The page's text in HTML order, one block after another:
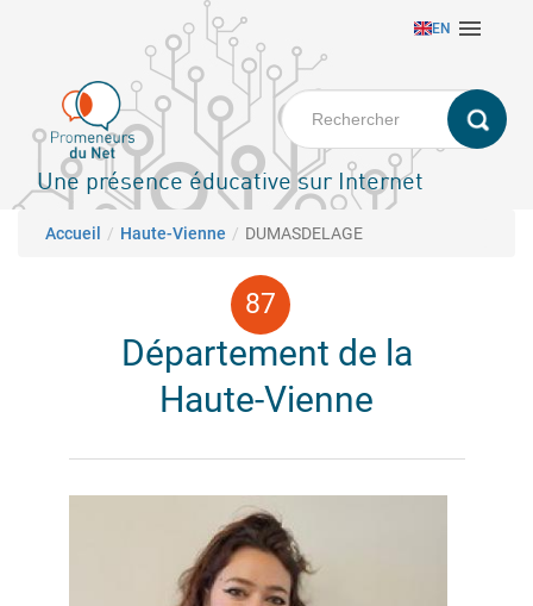
principal
EN 
Une présence éducative sur Internet
Fil d'Ariane
Accueil Haute-Vienne DUMASDELAGE
Département de la
Haute-Vienne